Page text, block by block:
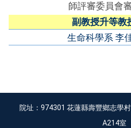
師評審委員會
副教授升等教
生命科學系 李
院址：974301 花蓮縣壽豐鄉志學
A214室